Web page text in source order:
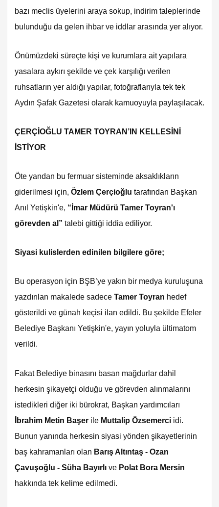
bazı meclis üyelerini araya sokup, indirim taleplerinde
bulunduğu da gelen ihbar ve iddlar arasında yer alıyor.
Önümüzdeki süreçte kişi ve kurumlara ait yapılara
yasalara aykırı şekilde ve çek karşılığı verilen
ruhsatların yer aldığı yapılar, fotoğraflarıyla tek tek
Aydın Şafak Gazetesi olarak kamuoyuyla paylaşılacak.
ÇERÇİOĞLU TAMER TOYRAN’IN KELLESİNİ
İSTİYOR
Öte yandan bu fermuar sisteminde aksaklıkların
giderilmesi için, Özlem Çerçioğlu tarafından Başkan
Anıl Yetişkin'e, “İmar Müdürü Tamer Toyran'ı
görevden al” talebi gittiği iddia ediliyor.
Siyasi kulislerden edinilen bilgilere göre;
Bu operasyon için BŞB’ye yakın bir medya kuruluşuna
yazdırılan makalede sadece Tamer Toyran hedef
gösterildi ve günah keçisi ilan edildi. Bu şekilde Efeler
Belediye Başkanı Yetişkin'e, yayın yoluyla ültimatom
verildi.
Fakat Belediye binasını basan mağdurlar dahil
herkesin şikayetçi olduğu ve görevden alınmalarını
istedikleri diğer iki bürokrat, Başkan yardımcıları
İbrahim Metin Başer ile Muttalip Özsemerci idi.
Bunun yanında herkesin siyasi yönden şikayetlerinin
baş kahramanları olan Barış Altıntaş - Ozan
Çavuşoğlu - Süha Bayırlı ve Polat Bora Mersin
hakkında tek kelime edilmedi.